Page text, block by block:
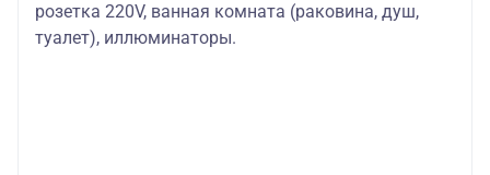
розетка 220V, ванная комната (раковина, душ,
туалет), иллюминаторы.